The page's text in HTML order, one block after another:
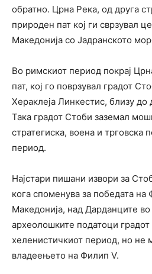
обратно. Црна Река, од друга
природен пат кој ги сврзувал
Македонија со Јадранското
Во римскиот период покрај
пат, кој го поврзувал градот
Хераклеја Линкестис, близу
Така градот Стоби заземал
стратегиска, воена и трговска
период.
Најстари пишани извори за
кога споменува за победата на
Македонија, над Дарданците
археолошките податоци градот
хеленистичкиот период, но не
владеењето на Филип V.